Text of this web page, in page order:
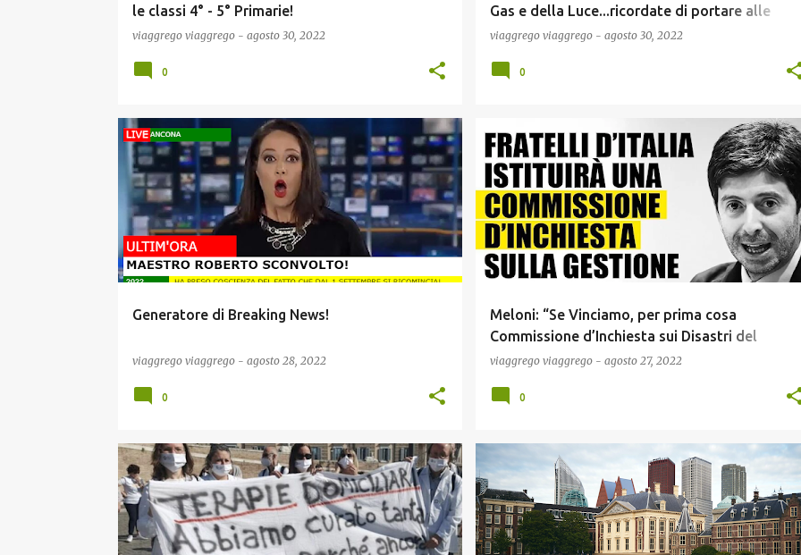
le classi 4° - 5° Primarie!
viaggrego viaggrego - agosto 30, 2022
0
Gas e della Luce...ricordate di portare alle
Poste la Bandiera Ucraina...magari vi fanno
viaggrego viaggrego - agosto 30, 2022
0
Generatore di Breaking News!
viaggrego viaggrego - agosto 28, 2022
INFORMATICA E TECNOLOGIA NEWS +
SCUOLA E DIDATTICA
0
Meloni: “Se Vinciamo, per prima cosa
Commissione d’Inchiesta sui Disastri del
Ministro Speranza”!
viaggrego viaggrego - agosto 27, 2022
COVID19 POLITICA SCIENZA
0
COVID19 NEWS SCIENZA ECONOMIA GUERRA UCRAINA NEWS POLITICA